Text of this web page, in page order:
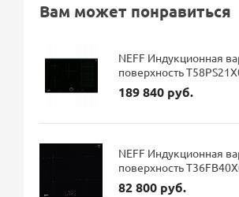
Вам может понравиться
NEFF Индукционная
поверхность
189 840 руб.
NEFF Индукционная
поверхность
82 800 руб.